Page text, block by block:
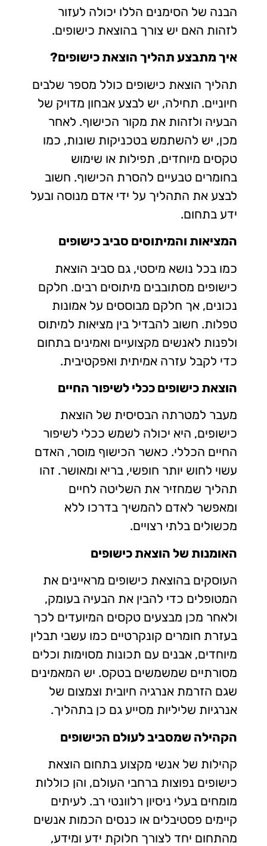
הבנה של הסימנים הללו יכולה לעזור
לזהות האם יש צורך בהוצאת כישופים.
איך מתבצע תהליך הוצאת כישופים?
תהליך הוצאת כישופים כולל מספר שלבים
חיוניים. תחילה, יש לבצע אבחון מדויק של
הבעיה ולזהות את מקור הכישוף. לאחר
מכן, יש להשתמש בטכניקות שונות, כמו
טקסים מיוחדים, תפילות או שימוש
בחומרים טבעיים להסרת הכישוף. חשוב
לבצע את התהליך על ידי אדם מנוסה ובעל
ידע בתחום.
המציאות והמיתוסים סביב כישופים
כמו בכל נושא מיסטי, גם סביב הוצאת
כישופים מסתובבים מיתוסים רבים. חלקם
נכונים, אך חלקם מבוססים על אמונות
טפלות. חשוב להבדיל בין מציאות למיתוס
ולפנות לאנשים מקצועיים ואמינים בתחום
כדי לקבל עזרה אמיתית ואפקטיבית.
הוצאת כישופים ככלי לשיפור החיים
מעבר למטרתה הבסיסית של הוצאת
כישופים, היא יכולה לשמש ככלי לשיפור
החיים הכללי. כאשר הכישוף מוסר, האדם
עשוי לחוש יותר חופשי, בריא ומאושר. זהו
תהליך שמחזיר את השליטה לחיים
ומאפשר לאדם להמשיך בדרכו ללא
מכשולים בלתי רצויים.
האומנות של הוצאת כישופים
העוסקים בהוצאת כישופים מראיינים את
המטופלים כדי להבין את הבעיה בעומק,
ולאחר מכן מבצעים טקסים המיועדים לכך
בעזרת חומרים קונקרטיים כמו עשבי תבלין
מיוחדים, אבנים עם תכונות מסוימות וכלים
מסורתיים שמשמשים בטקס. יש המאמינים
שגם הזרמת אנרגיה חיובית וצמצום של
אנרגיות שליליות מסייע גם כן בתהליך.
הקהילה שמסביב לעולם הכישופים
קהילות של אנשי מקצוע בתחום הוצאת
כישופים נפוצות ברחבי העולם, והן כוללות
מומחים בעלי ניסיון רלוונטי רב. לעיתים
קיימים פסטיבלים או כנסים הכמות אנשים
מהתחום יחד לצורך חלוקת ידע ומידע,